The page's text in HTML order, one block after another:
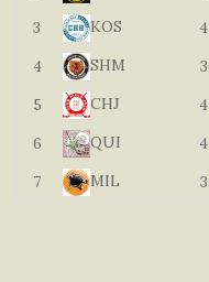
3
KOS 4
4
SHM 3
5
CHJ 4
6
QUI 4
7
MIL 3